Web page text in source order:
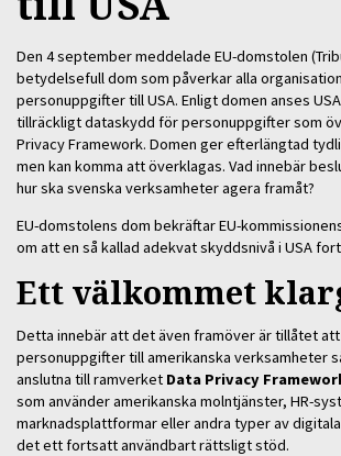
Den 4 september meddelade EU-domstolen
betydelsefull dom som påverkar alla
personuppgifter till USA. Enligt domen anses
tillräckligt dataskydd för personuppgifter som
Privacy Framework. Domen ger efterlängtad
men kan komma att överklagas. Vad innebär
hur ska svenska verksamheter agera framåt?
EU-domstolens dom bekräftar EU-
om att en så kallad adekvat skyddsnivå i USA
Ett välkommet
Detta innebär att det även framöver är tillåtet
personuppgifter till amerikanska verksamheter
anslutna till ramverket Data Privacy
som använder amerikanska molntjänster, HR-
marknadsplattformar eller andra typer av
det ett fortsatt användbart rättsligt stöd.